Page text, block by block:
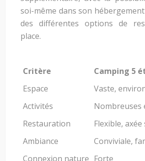
soi-même dans son
des différentes options de
place.
Critère Camping 5
Espace
Vaste,
Activités
Nombreuses
Restauration
Flexible,
Ambiance
Conviviale,
Connexion nature Forte